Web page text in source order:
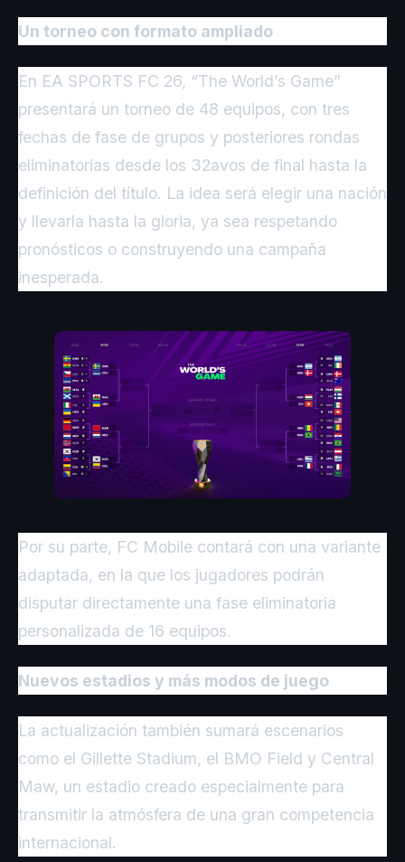
Un torneo con formato ampliado
En EA SPORTS FC 26, “The World’s Game”
presentará un torneo de 48 equipos, con tres
fechas de fase de grupos y posteriores rondas
eliminatorias desde los 32avos de final hasta la
definición del título. La idea será elegir una nación
y llevarla hasta la gloria, ya sea respetando
pronósticos o construyendo una campaña
inesperada.
Por su parte, FC Mobile contará con una variante
adaptada, en la que los jugadores podrán
disputar directamente una fase eliminatoria
personalizada de 16 equipos.
Nuevos estadios y más modos de juego
La actualización también sumará escenarios
como el Gillette Stadium, el BMO Field y Central
Maw, un estadio creado especialmente para
transmitir la atmósfera de una gran competencia
internacional.